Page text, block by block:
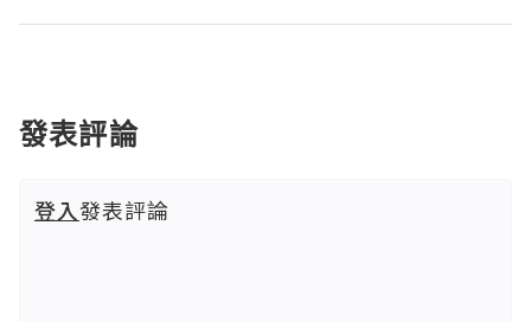
發表評論
登入發表評論